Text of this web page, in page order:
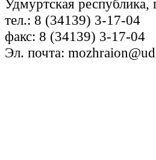
Удмуртская
тел.: 8 (34139) 3-17-04
факс: 8 (34139) 3-17-04
Эл. почта: